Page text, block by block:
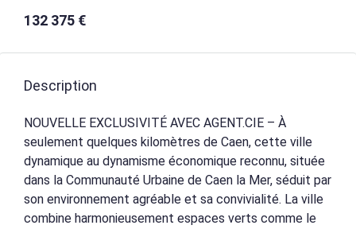
132 375 €
Description
NOUVELLE EXCLUSIVITÉ AVEC AGENT.CIE – À
seulement quelques kilomètres de Caen, cette ville
dynamique au dynamisme économique reconnu, située
dans la Communauté Urbaine de Caen la Mer, séduit par
son environnement agréable et sa convivialité. La ville
combine harmonieusement espaces verts comme le